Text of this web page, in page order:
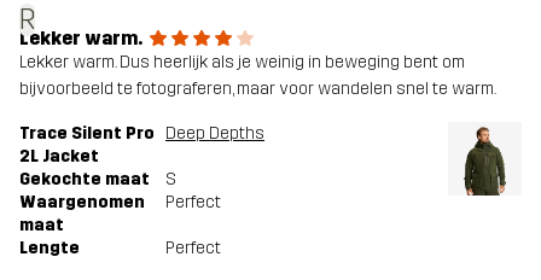
R
Lekker warm.
Lekker warm. Dus heerlijk als je weinig in beweging bent om
bijvoorbeeld te fotograferen, maar voor wandelen snel te warm.
Trace Silent Pro
2L Jacket
Deep Depths
Gekochte maat
S
Waargenomen
maat
Perfect
Lengte Perfect